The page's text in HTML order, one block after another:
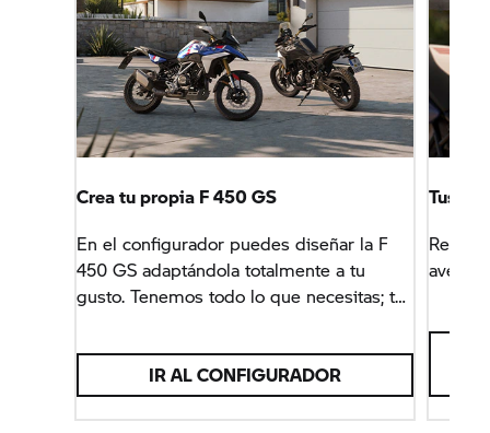
Crea tu propia F 450 GS
En el configurador puedes diseñar la F
450 GS adaptándola totalmente a tu
gusto. Tenemos todo lo que necesitas; tú
quieres emprender.
IR AL CONFIGURADOR
Tus
Reúne